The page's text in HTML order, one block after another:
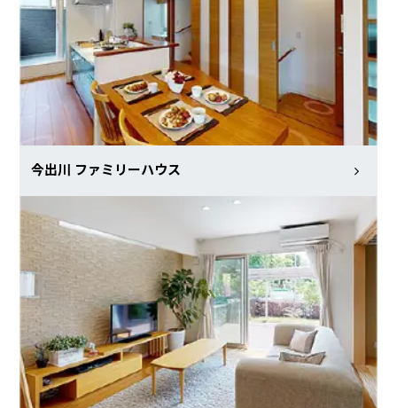
今出川 ファミリーハウス